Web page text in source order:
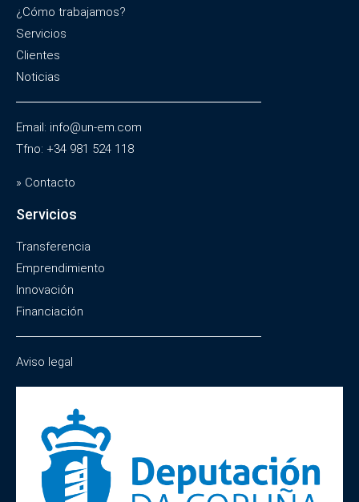
¿Cómo trabajamos?
Servicios
Clientes
Noticias
Email: info@un-em.com
Tfno: +34 981 524 118
» Contacto
Servicios
Transferencia
Emprendimiento
Innovación
Financiación
Aviso legal